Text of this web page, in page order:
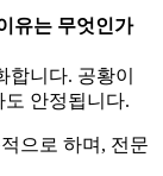
유는 무엇인가
니다. 공황이
안정됩니다.
으로 하며, 전문